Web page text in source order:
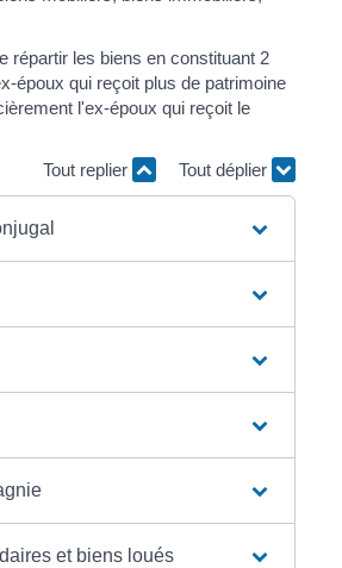
répartir les biens en constituant 2
époux qui reçoit plus de patrimoine
l'ex-époux qui reçoit le
Tout replier
Tout déplier
et biens loués